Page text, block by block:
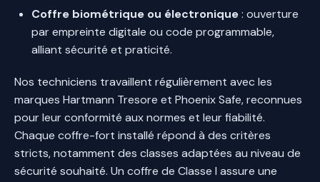
Coffre biométrique ou électronique: ouverture
par empreinte digitale ou code programmable,
alliant sécurité et praticité.
Nos techniciens travaillent régulièrement avec les
marques Hartmann Tresore et Phoenix Safe, reconnues
pour leur conformité aux normes et leur fiabilité.
Chaque coffre-fort installé répond à des critères
stricts, notamment des classes adaptées au niveau de
sécurité souhaité. Un coffre de Classe I assure une